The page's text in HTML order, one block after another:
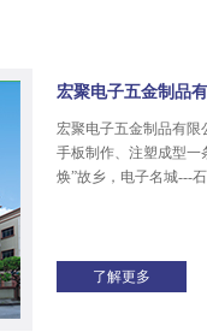
宏聚电子五金制品
宏聚电子五金制品有限
手板制作、注塑成型一
焕”故乡，电子名城---
了解更多